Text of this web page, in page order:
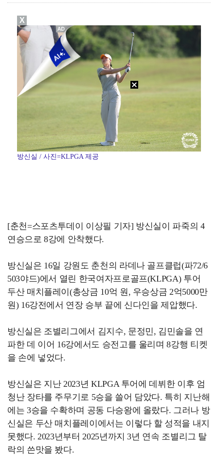
[ST포토] 리센느 메이, '안녕~'
[ST포토] 제나, '경주공주'
방신실 / 사진=KLPGA 제공
[춘천=스포츠투데이 이상필 기자] 방신실이 파죽의 4
연승으로 8강에 안착했다.
방신실은 16일 강원도 춘천의 라데나 골프클럽(파72/6
503야드)에서 열린 한국여자프로골프(KLPGA) 투어
두산 매치플레이(총상금 10억 원, 우승상금 2억5000만
원) 16강전에서 연장 승부 끝에 신다인을 제압했다.
방신실은 조별리그에서 김지수, 문정민, 김민솔을 연
파한 데 이어 16강에서도 승전고를 울리며 8강행 티켓
을 손에 넣었다.
방신실은 지난 2023년 KLPGA 투어에 데뷔한 이후 엄
청난 장타를 주무기로 5승을 쓸어 담았다. 특히 지난해
에는 3승을 수확하며 공동 다승왕에 올랐다. 그러나 방
신실은 두산 매치플레이에서는 이렇다 할 성적을 내지
못했다. 2023년부터 2025년까지 3년 연속 조별리그 탈
락의 쓴맛을 봤다.
X